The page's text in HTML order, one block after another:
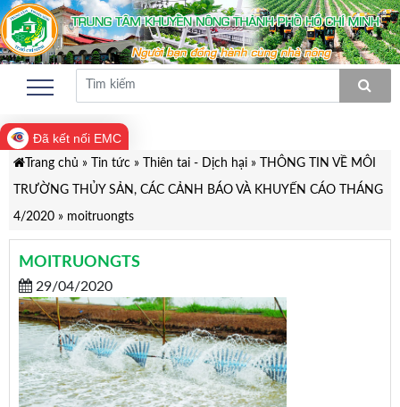
Đã kết nối EMC
Trang chủ » Tin tức» Thiên tai - Dịch hại»
THÔNG TIN VỀ MÔI
TRƯỜNG THỦY SẢN, CÁC CẢNH BÁO VÀ KHUYẾN CÁO THÁNG
4/2020» moitruongts
MOITRUONGTS
29/04/2020